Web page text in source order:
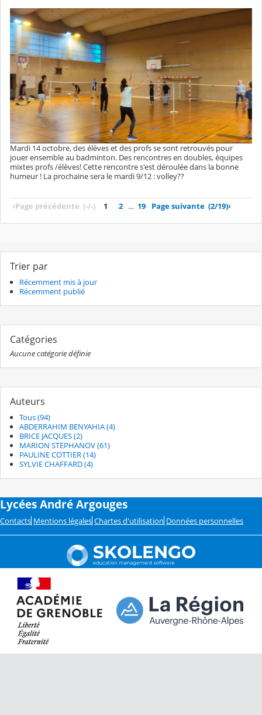
Mardi 14 octobre, des élèves et des profs se sont retrouvés pour
jouer ensemble au badminton. Des rencontres en doubles, équipes
mixtes profs /élèves! Cette rencontre s'est déroulée dans la bonne
humeur ! La prochaine sera le mardi 9/12 : volley??
‹Page précédente (-/-) 1 2 … 19 Page suivante (2/19)›
Trier par
Récemment mis à jour
Récemment publié
Catégories
Aucune catégorie définie
Auteurs
Tous (94)
ABDERRAHIM BENYAHIA (4)
BRICE JACQUES (2)
MARION STEPHANOV (61)
PAULINE COTTIER (14)
SYLVIE CHAFFARD (4)
Lycées André Argouges
Contacts Mentions légales Chartes d'utilisation Données personnelles